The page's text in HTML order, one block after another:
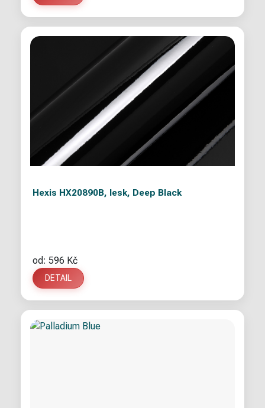
Hexis HX20890B, lesk, Deep Black
od: 596 Kč
DETAIL